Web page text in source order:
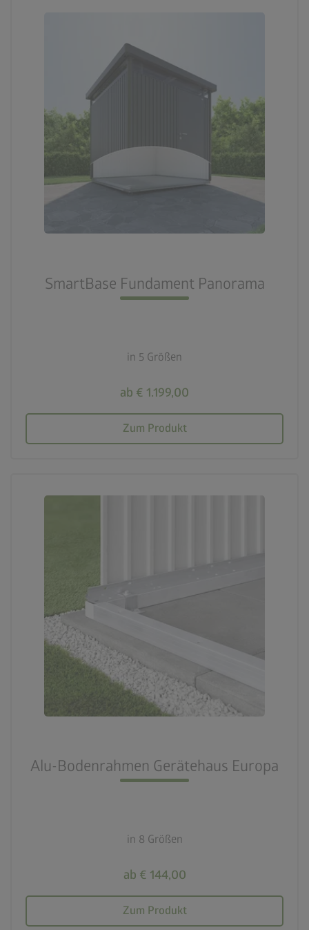
SmartBase Fundament Panorama
in 5 Größen
ab € 1.199,00
Zum Produkt
Alu-Bodenrahmen Gerätehaus Europa
in 8 Größen
ab € 144,00
Zum Produkt